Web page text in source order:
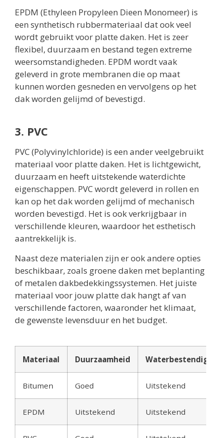
EPDM (Ethyleen Propyleen Dieen Monomeer) is
een synthetisch rubbermateriaal dat ook veel
wordt gebruikt voor platte daken. Het is zeer
flexibel, duurzaam en bestand tegen extreme
weersomstandigheden. EPDM wordt vaak
geleverd in grote membranen die op maat
kunnen worden gesneden en vervolgens op het
dak worden gelijmd of bevestigd.
3. PVC
PVC (Polyvinylchloride) is een ander veelgebruikt
materiaal voor platte daken. Het is lichtgewicht,
duurzaam en heeft uitstekende waterdichte
eigenschappen. PVC wordt geleverd in rollen en
kan op het dak worden gelijmd of mechanisch
worden bevestigd. Het is ook verkrijgbaar in
verschillende kleuren, waardoor het esthetisch
aantrekkelijk is.
Naast deze materialen zijn er ook andere opties
beschikbaar, zoals groene daken met beplanting
of metalen dakbedekkingssystemen. Het juiste
materiaal voor jouw platte dak hangt af van
verschillende factoren, waaronder het klimaat,
de gewenste levensduur en het budget.
Materiaal Duurzaamheid
Bitumen Goed Uitstekend
EPDM Uitstekend Uitstekend